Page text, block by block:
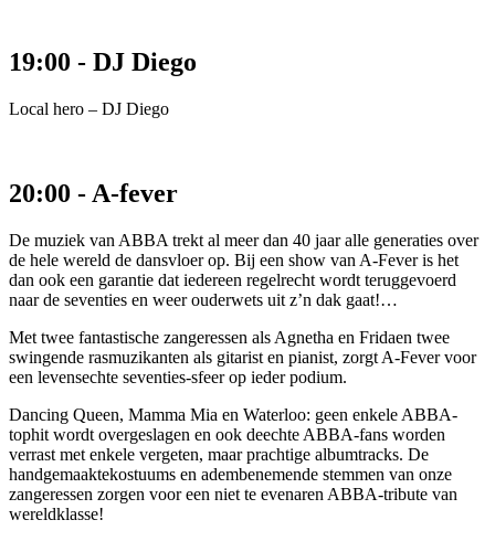
19:00 - DJ Diego
Local hero – DJ Diego
20:00 - A-fever
De muziek van ABBA trekt al meer dan 40 jaar alle generaties over
de hele wereld de dansvloer op. Bij een show van A-Fever is het
dan ook een garantie dat iedereen regelrecht wordt teruggevoerd
naar de seventies en weer ouderwets uit z’n dak gaat!…
Met twee fantastische zangeressen als Agnetha en Fridaen twee
swingende rasmuzikanten als gitarist en pianist, zorgt A-Fever voor
een levensechte seventies-sfeer op ieder podium.
Dancing Queen, Mamma Mia en Waterloo: geen enkele ABBA-
tophit wordt overgeslagen en ook deechte ABBA-fans worden
verrast met enkele vergeten, maar prachtige albumtracks. De
handgemaaktekostuums en adembenemende stemmen van onze
zangeressen zorgen voor een niet te evenaren ABBA-tribute van
wereldklasse!